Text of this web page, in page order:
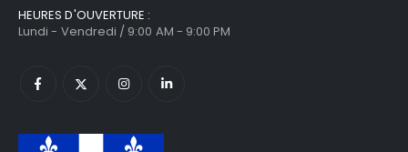
HEURES D'OUVERTURE :
Lundi - Vendredi / 9:00 AM - 9:00 PM